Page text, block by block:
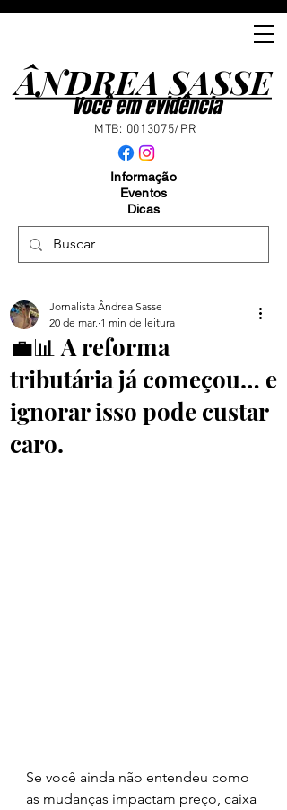
ÂNDREA SASSE
ÂNDREA SASSE
Você em evidência
MTB: 0013075/PR
Informação
Eventos
Dicas
💼📊 A reforma
tributária já começou… e
ignorar isso pode custar
caro.
Jornalista Ândrea Sasse
20 de mar. 1 min de leitura
Se você ainda não entendeu como
as mudanças impactam preço, caixa